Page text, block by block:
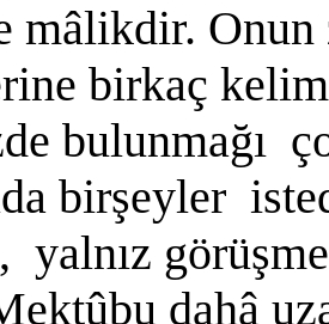
mâlikdir. Onun
birkaç
bulunmağı
birşeyler
yalnız
dahâ